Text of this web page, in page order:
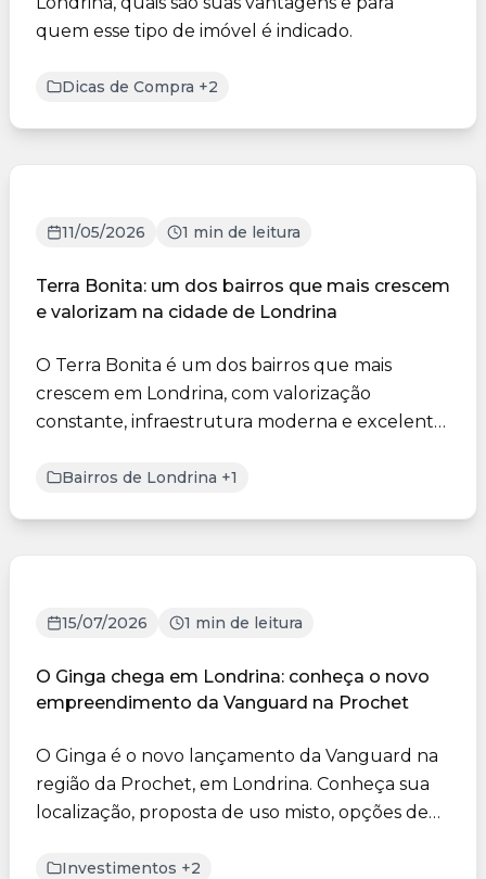
quem esse tipo de imóvel é indicado.
Dicas de Compra +2
11/05/2026 1 min de leitura
Terra Bonita: um dos bairros que mais crescem
e valorizam na cidade de Londrina
O Terra Bonita é um dos bairros que mais
crescem em Londrina, com valorização
constante, infraestrutura moderna e excelente
Bairros de Londrina +1
15/07/2026 1 min de leitura
O Ginga chega em Londrina: conheça o novo
empreendimento da Vanguard na Prochet
O Ginga é o novo lançamento da Vanguard na
região da Prochet, em Londrina. Conheça sua
localização, proposta de uso misto, opções de
Investimentos +2